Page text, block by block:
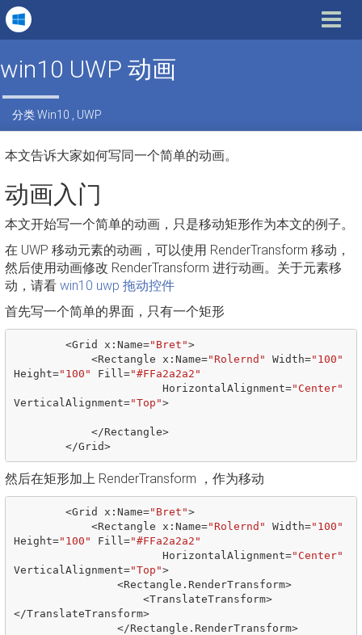
Toggle
win10 UWP 动画
分类Win10 UWP
本文告诉大家如何写同一个简单的动画。
动画入门
本文开始写一个简单的动画，只是移动矩形作为本文的例子。
在 UWP 移动元素的动画，可以使用 RenderTransform 移动，
然后使用动画修改 RenderTransform 进行动画。关于元素移
动，请看 win10 uwp 拖动控件
首先写一个简单的界面，只有一个矩形
<Grid x : Name="Bret">
<Rectangle x : Name="Rolernd" Width="100"
Height="100" Fill ="#FFa2a2a2"
HorizontalAlignment="Center"
VerticalAlignment="Top">
</Rectangle>
</Grid>
然后在矩形加上 RenderTransform ，作为移动
<Grid x : Name="Bret">
<Rectangle x : Name="Rolernd" Width="100"
Height="100" Fill ="#FFa2a2a2"
HorizontalAlignment="Center"
VerticalAlignment="Top">
<Rectangle . RenderTransform>
<TranslateTransform>
</TranslateTransform>
</Rectangle . RenderTransform>